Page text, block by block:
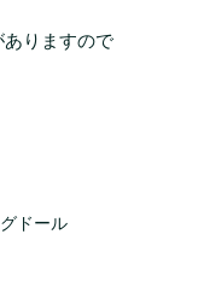
ドール
りますので